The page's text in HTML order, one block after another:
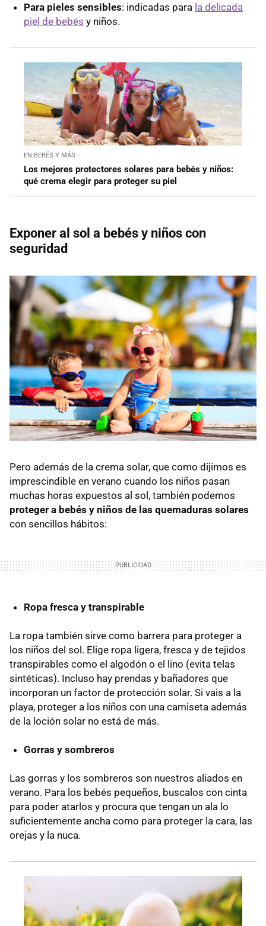
Para pieles sensibles: indicadas para la delicada
piel de bebés y niños.
EN BEBÉS Y MÁS
Los mejores protectores solares para bebés y niños:
qué crema elegir para proteger su piel
Exponer al sol a bebés y niños con
seguridad
Pero además de la crema solar, que como dijimos es
imprescindible en verano cuando los niños pasan
muchas horas expuestos al sol, también podemos
proteger a bebés y niños de las quemaduras solares
con sencillos hábitos:
Ropa fresca y transpirable
La ropa también sirve como barrera para proteger a
los niños del sol. Elige ropa ligera, fresca y de tejidos
transpirables como el algodón o el lino (evita telas
sintéticas). Incluso hay prendas y bañadores que
incorporan un factor de protección solar. Si vais a la
playa, proteger a los niños con una camiseta además
de la loción solar no está de más.
Gorras y sombreros
Las gorras y los sombreros son nuestros aliados en
verano. Para los bebés pequeños, buscalos con cinta
para poder atarlos y procura que tengan un ala lo
suficientemente ancha como para proteger la cara, las
orejas y la nuca.